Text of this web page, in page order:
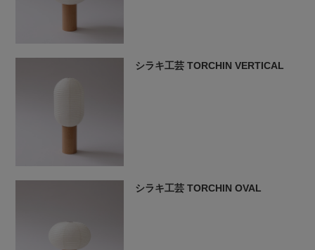
シラキ工芸 TORCHIN VERTICAL
シラキ工芸 TORCHIN OVAL